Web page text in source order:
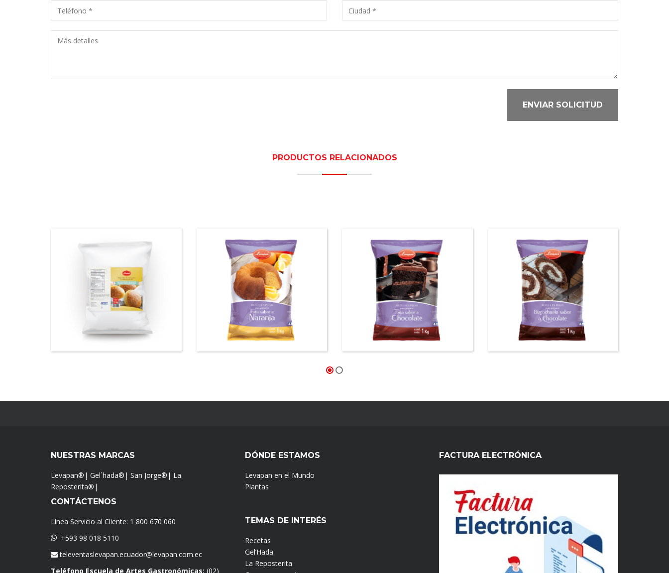
ENVIAR SOLICITUD
PRODUCTOS RELACIONADOS
Mejorador de masas para
Mezcla en polvo para preparar
tortas sabor a Naranja
Mezcla en polvo para preparar
tortas sabor a Chocolate
Mezcla en polvo para prepara
Bizcochuelos sabor a
chocolate
NUESTRAS MARCAS
Levapan® | Gel´hada® | San Jorge® | La
Reposterita® |
CONTÁCTENOS
Línea Servicio al Cliente: 1 800 670 060
+593 98 018 5110
televentaslevapan.ecuador@levapan.com.ec
Teléfono Escuela de Artes Gastronómicas: (02)
DÓNDE ESTAMOS
Levapan en el Mundo
Plantas
TEMAS DE INTERÉS
Recetas
Gel’Hada
La Reposterita
FACTURA ELECTRÓNICA